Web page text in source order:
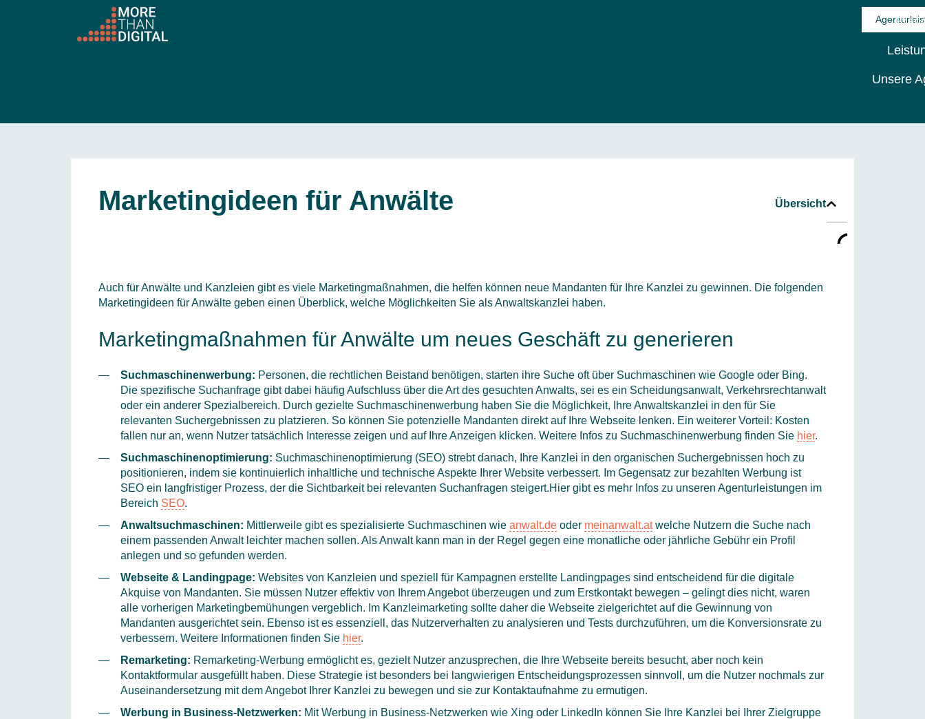
Unsere
Marketingideen für Anwälte Übersicht
Auch für Anwälte und Kanzleien gibt es viele Marketingmaßnahmen, die helfen können neue Mandanten für Ihre Kanzlei zu gewinnen. Die folgenden
Marketingideen für Anwälte geben einen Überblick, welche Möglichkeiten Sie als Anwaltskanzlei haben.
Marketingmaßnahmen für Anwälte um neues Geschäft zu generieren
Suchmaschinenwerbung: Personen, die rechtlichen Beistand benötigen, starten ihre Suche oft über Suchmaschinen wie Google oder Bing.
Die spezifische Suchanfrage gibt dabei häufig Aufschluss über die Art des gesuchten Anwalts, sei es ein Scheidungsanwalt, Verkehrsrechtanwalt
oder ein anderer Spezialbereich. Durch gezielte Suchmaschinenwerbung haben Sie die Möglichkeit, Ihre Anwaltskanzlei in den für Sie
relevanten Suchergebnissen zu platzieren. So können Sie potenzielle Mandanten direkt auf Ihre Webseite lenken. Ein weiterer Vorteil: Kosten
fallen nur an, wenn Nutzer tatsächlich Interesse zeigen und auf Ihre Anzeigen klicken. Weitere Infos zu Suchmaschinenwerbung finden Sie hier.
Suchmaschinenoptimierung: Suchmaschinenoptimierung (SEO) strebt danach, Ihre Kanzlei in den organischen Suchergebnissen hoch zu
positionieren, indem sie kontinuierlich inhaltliche und technische Aspekte Ihrer Website verbessert. Im Gegensatz zur bezahlten Werbung ist
SEO ein langfristiger Prozess, der die Sichtbarkeit bei relevanten Suchanfragen steigert.Hier gibt es mehr Infos zu unseren Agenturleistungen im
Bereich SEO.
Anwaltsuchmaschinen: Mittlerweile gibt es spezialisierte Suchmaschinen wie anwalt.de oder meinanwalt.atwelche Nutzern die Suche nach
einem passenden Anwalt leichter machen sollen. Als Anwalt kann man in der Regel gegen eine monatliche oder jährliche Gebühr ein Profil
anlegen und so gefunden werden.
Webseite & Landingpage: Websites von Kanzleien und speziell für Kampagnen erstellte Landingpages sind entscheidend für die digitale
Akquise von Mandanten. Sie müssen Nutzer effektiv von Ihrem Angebot überzeugen und zum Erstkontakt bewegen – gelingt dies nicht, waren
alle vorherigen Marketingbemühungen vergeblich. Im Kanzleimarketing sollte daher die Webseite zielgerichtet auf die Gewinnung von
Mandanten ausgerichtet sein. Ebenso ist es essenziell, das Nutzerverhalten zu analysieren und Tests durchzuführen, um die Konversionsrate zu
verbessern. Weitere Informationen finden Sie hier.
Remarketing: Remarketing-Werbung ermöglicht es, gezielt Nutzer anzusprechen, die Ihre Webseite bereits besucht, aber noch kein
Kontaktformular ausgefüllt haben. Diese Strategie ist besonders bei langwierigen Entscheidungsprozessen sinnvoll, um die Nutzer nochmals zur
Auseinandersetzung mit dem Angebot Ihrer Kanzlei zu bewegen und sie zur Kontaktaufnahme zu ermutigen.
Werbung in Business-Netzwerken: Mit Werbung in Business-Netzwerken wie Xing oder LinkedIn können Sie Ihre Kanzlei bei Ihrer Zielgruppe